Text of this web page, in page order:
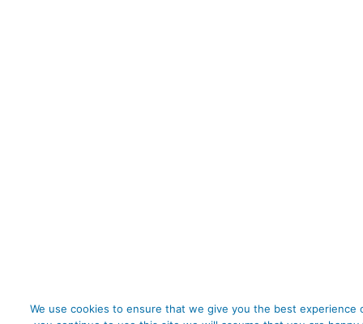
We use cookies to ensure that we give you the best experience